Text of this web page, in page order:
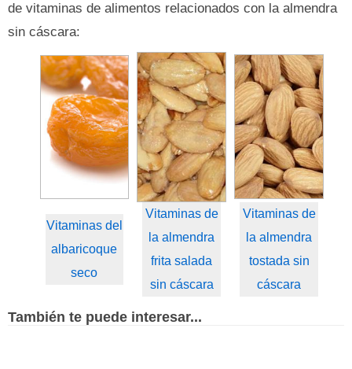
de vitaminas de alimentos relacionados con la almendra
sin cáscara:
Vitaminas del
albaricoque
seco
Vitaminas de
la almendra
frita salada
sin cáscara
Vitaminas de
la almendra
tostada sin
cáscara
También te puede interesar...